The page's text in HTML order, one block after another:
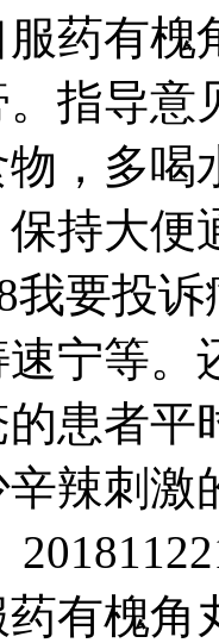
药有槐
指导
，多喝
持大
我要投
宁等。
患者平
辣刺激
有槐角